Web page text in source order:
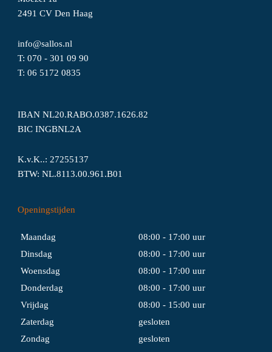
2491 CV Den Haag
info@sallos.nl
T:070 - 301 09 90
T:0651720835
IBAN NL20.RABO.0387.1626.82
BIC INGBNL2A
K.v.K..: 27255137
BTW: NL.8113.00.961.B01
Openingstijden
Maandag
08:00 - 17:00 uur
Dinsdag
08:00 - 17:00 uur
Woensdag
08:00 - 17:00 uur
Donderdag
08:00 - 17:00 uur
Vrijdag
08:00 - 15:00 uur
Zaterdag
gesloten
Zondag
gesloten